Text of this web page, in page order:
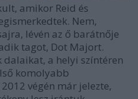
amikor Reid és
Nem,
lévén az ő barátnője
tagot, Dot Majort.
a helyi színtéren
komolyabb
2012 végén már jelezte,